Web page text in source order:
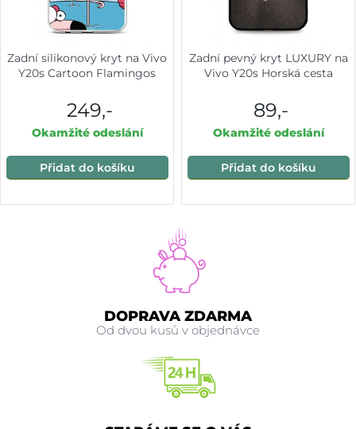
Zadní silikonový kryt na Vivo
Y20s Cartoon Flamingos
249,-
Okamžité odeslání
Přidat do košíku
Zadní pevný kryt LUXURY na
Vivo Y20s Horská cesta
89,-
Okamžité odeslání
Přidat do košíku
DOPRAVA ZDARMA
Od dvou kusů v objednávce